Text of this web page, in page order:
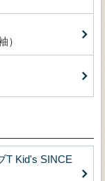
）
T Kid's SINCE